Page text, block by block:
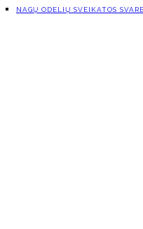
NAGŲ ODELIŲ SVEIKATOS